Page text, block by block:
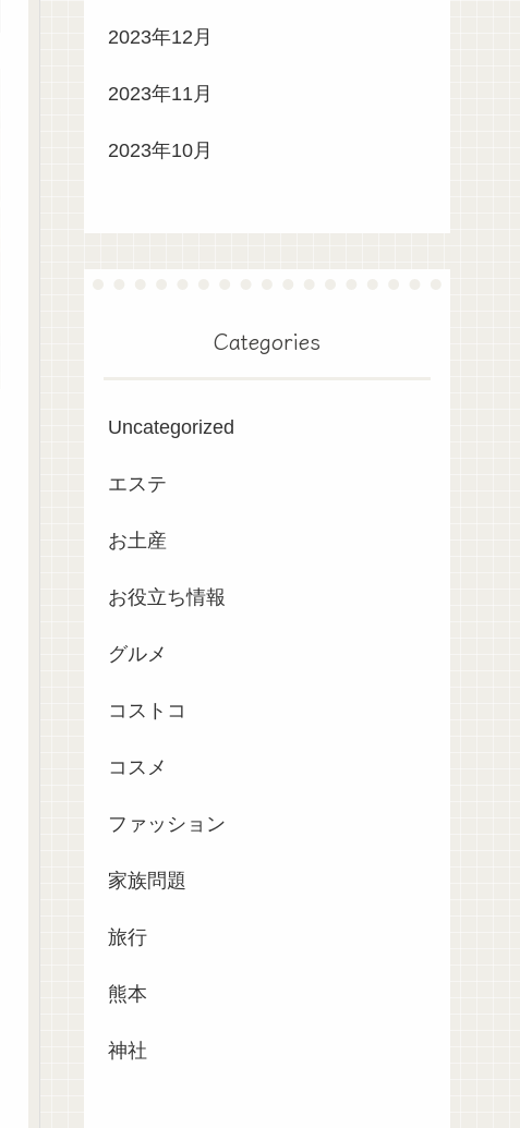
2023年12月
2023年11月
2023年10月
Categories
Uncategorized
エステ
お土産
お役立ち情報
グルメ
コストコ
コスメ
ファッション
家族問題
旅行
熊本
神社